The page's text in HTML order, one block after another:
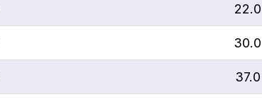
22.0
30.0
37.0